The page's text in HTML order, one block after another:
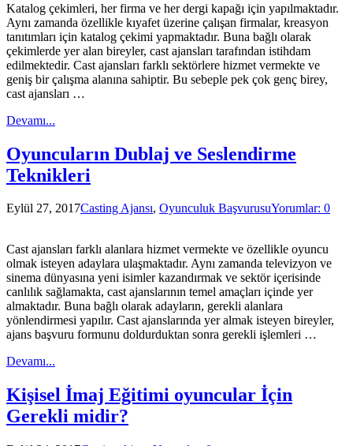
Katalog çekimleri, her firma ve her dergi kapağı için yapılmaktadır.
Aynı zamanda özellikle kıyafet üzerine çalışan firmalar, kreasyon
tanıtımları için katalog çekimi yapmaktadır. Buna bağlı olarak
çekimlerde yer alan bireyler, cast ajansları tarafından istihdam
edilmektedir. Cast ajansları farklı sektörlere hizmet vermekte ve
geniş bir çalışma alanına sahiptir. Bu sebeple pek çok genç birey,
cast ajansları …
Devamı...
Oyuncuların Dublaj ve Seslendirme
Teknikleri
Eylül 27, 2017Casting Ajansı, Oyunculuk BaşvurusuYorumlar: 0
Cast ajansları farklı alanlara hizmet vermekte ve özellikle oyuncu
olmak isteyen adaylara ulaşmaktadır. Aynı zamanda televizyon ve
sinema dünyasına yeni isimler kazandırmak ve sektör içerisinde
canlılık sağlamakta, cast ajanslarının temel amaçları içinde yer
almaktadır. Buna bağlı olarak adayların, gerekli alanlara
yönlendirmesi yapılır. Cast ajanslarında yer almak isteyen bireyler,
ajans başvuru formunu doldurduktan sonra gerekli işlemleri …
Devamı...
Kişisel İmaj Eğitimi oyuncular İçin
Gerekli midir?